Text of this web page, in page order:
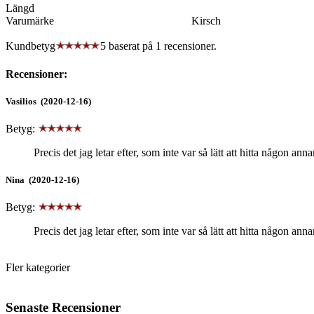
Längd
Varumärke
Kirsch
Kundbetyg 5 baserat på 1 recensioner.
Recensioner:
Vasilios (2020-12-16)
Betyg:
Precis det jag letar efter, som inte var så lätt att hitta någon
Nina (2020-12-16)
Betyg:
Precis det jag letar efter, som inte var så lätt att hitta någon
Fler kategorier
Senaste Recensioner